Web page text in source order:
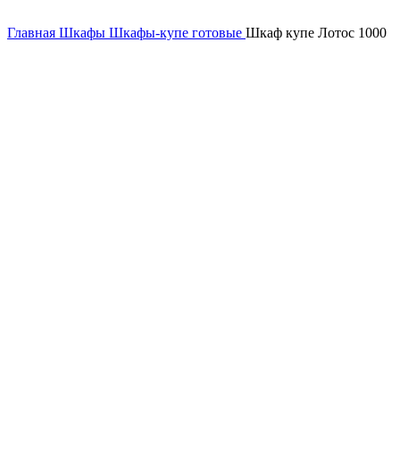
Главная Шкафы Шкафы-купе готовые Шкаф купе Лотос 1000